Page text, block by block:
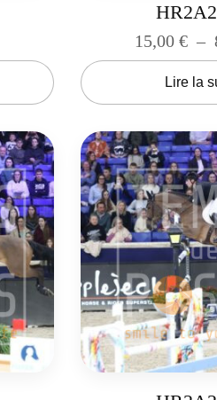
15,00 € –
Lire la